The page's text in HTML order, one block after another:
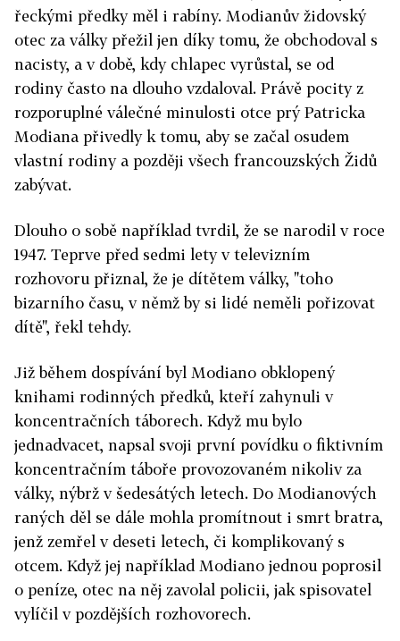
řeckými předky měl i rabíny. Modianův židovský
otec za války přežil jen díky tomu, že obchodoval s
nacisty, a v době, kdy chlapec vyrůstal, se od
rodiny často na dlouho vzdaloval. Právě pocity z
rozporuplné válečné minulosti otce prý Patricka
Modiana přivedly k tomu, aby se začal osudem
vlastní rodiny a později všech francouzských Židů
zabývat.
Dlouho o sobě například tvrdil, že se narodil v roce
1947. Teprve před sedmi lety v televizním
rozhovoru přiznal, že je dítětem války, "toho
bizarního času, v němž by si lidé neměli pořizovat
dítě", řekl tehdy.
Již během dospívání byl Modiano obklopený
knihami rodinných předků, kteří zahynuli v
koncentračních táborech. Když mu bylo
jednadvacet, napsal svoji první povídku o fiktivním
koncentračním táboře provozovaném nikoliv za
války, nýbrž v šedesátých letech. Do Modianových
raných děl se dále mohla promítnout i smrt bratra,
jenž zemřel v deseti letech, či komplikovaný s
otcem. Když jej například Modiano jednou poprosil
o peníze, otec na něj zavolal policii, jak spisovatel
vylíčil v pozdějších rozhovorech.